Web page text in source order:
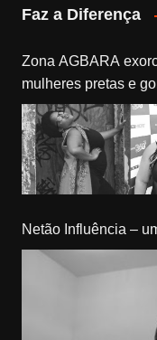
Faz a Diferença
Zona AGBARA
mulheres pretas e
Netão Influência –